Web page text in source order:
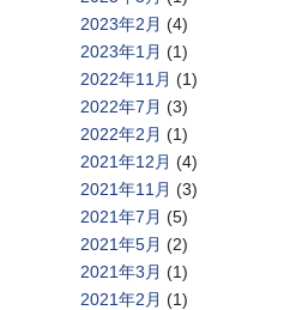
2023年2月 (4)
2023年1月 (1)
2022年11月 (1)
2022年7月 (3)
2022年2月 (1)
2021年12月 (4)
2021年11月 (3)
2021年7月 (5)
2021年5月 (2)
2021年3月 (1)
2021年2月 (1)